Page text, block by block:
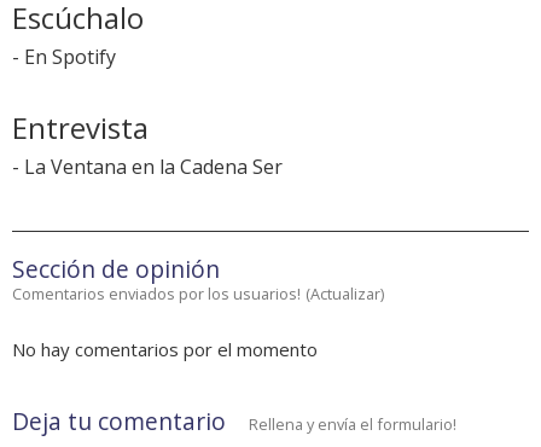
Escúchalo
- En Spotify
Entrevista
- La Ventana en la Cadena Ser
Sección de opinión
Comentarios enviados por los usuarios! (Actualizar)
No hay comentarios por el momento
Deja tu comentario Rellena y envía el formulario!